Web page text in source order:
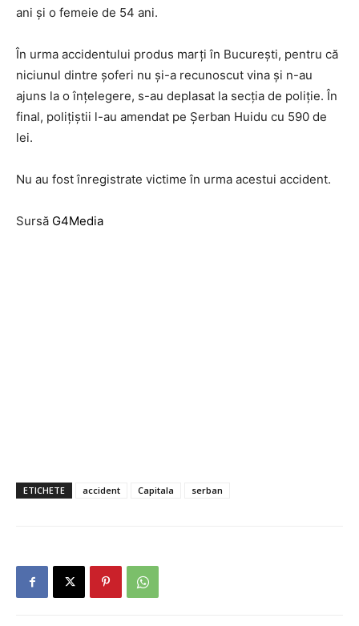
ani și o femeie de 54 ani.
În urma accidentului produs marți în București, pentru că
niciunul dintre șoferi nu și-a recunoscut vina și n-au
ajuns la o înțelegere, s-au deplasat la secția de poliție. În
final, polițiștii l-au amendat pe Șerban Huidu cu 590 de
lei.
Nu au fost înregistrate victime în urma acestui accident.
Sursă G4Media
ETICHETE accident Capitala serban